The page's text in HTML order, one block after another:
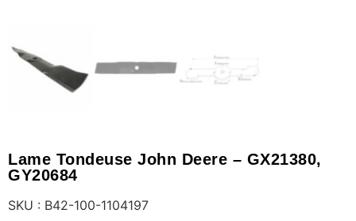
Lame Tondeuse John Deere – GX21380,
GY20684
SKU : B42-100-1104197